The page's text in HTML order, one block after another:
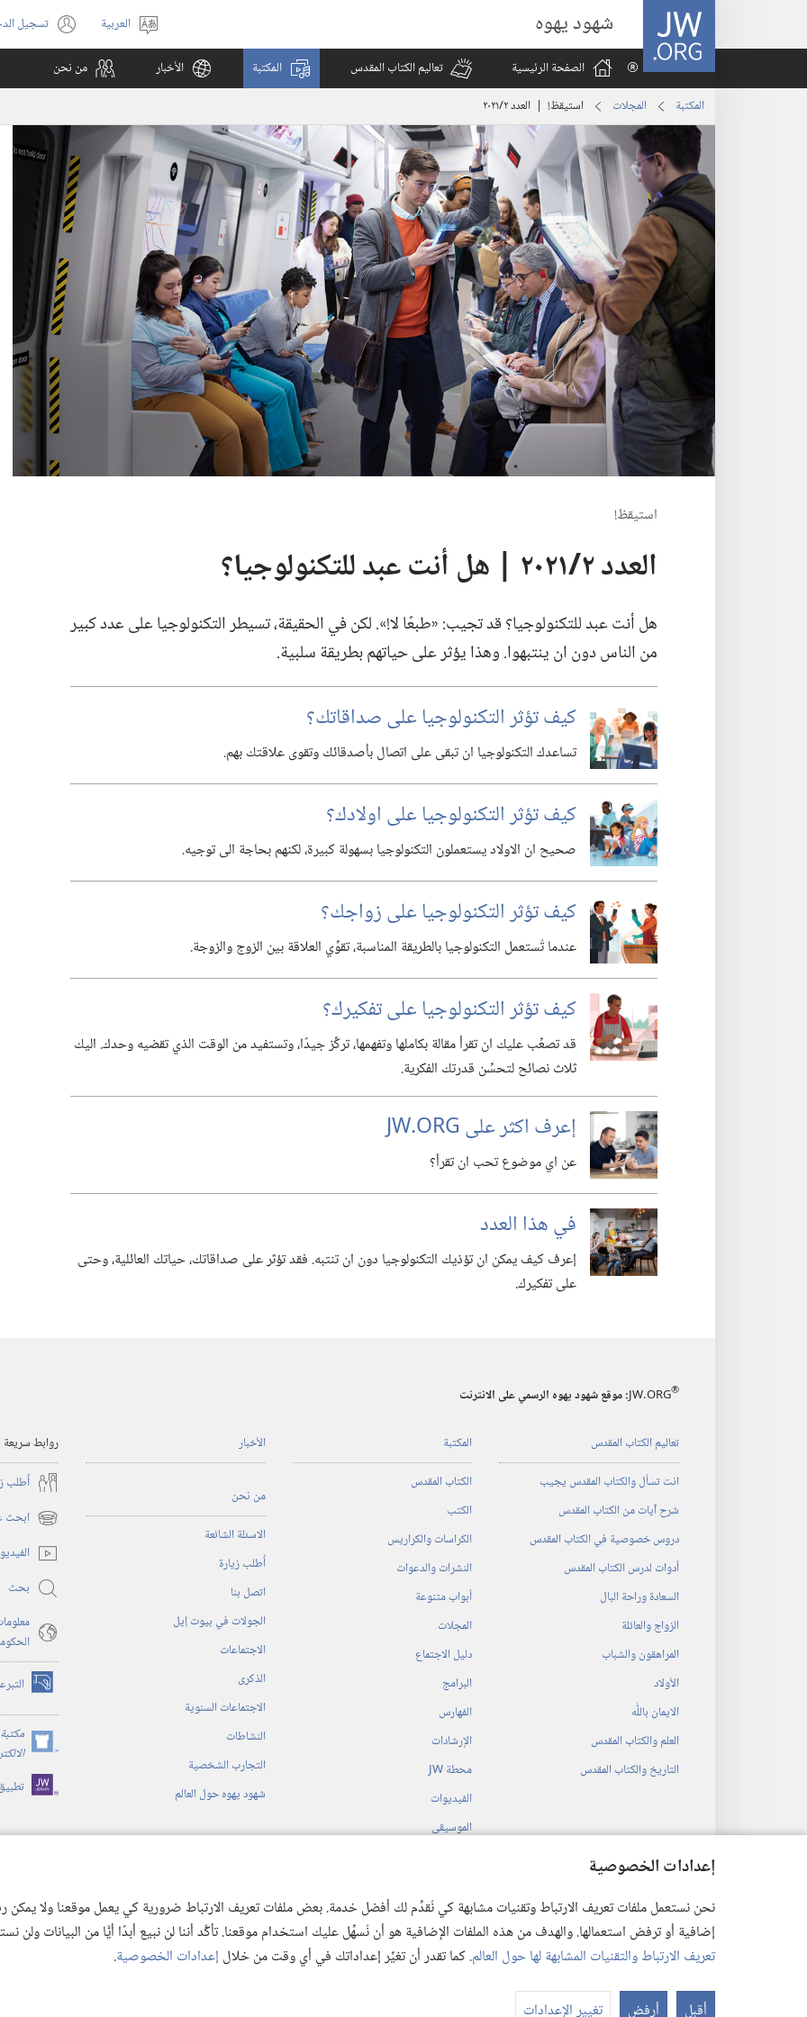
إعدادات الخصوصية
نحن نستعمل ملفات تعريف الارتباط وتقنيات مشابهة كي نُقدِّم لك أفضل خدمة. بعض ملفات تعريف الارتباط ضرورية كي يعمل موقعنا ولا يمكن
إضافية أو ترفض استعمالها. والهدف من هذه الملفات الإضافية هو أن نُسهِّل عليك استخدام موقعنا. تأكَّد أننا لن نبيع أبدًا أيًّا من البيانات ولن
تعريف الارتباط والتقنيات المشابهة لها حول العالم. كما تقدر أن تغيِّر إعداداتك في أي وقت من خلال إعدادات الخصوصية.
أقبل أرفض تغيير الإعدادات
JW.ORG شهود يهوه
اختر
اللغة
العربية تسجيل(يفتح
نافذة
الصفحة الرئيسية
تعاليم الكتاب المقدس المكتبة الأخبار من نحن
المكتبة المجلات استيقظ‏!‏ | العدد ‏‎٢‎/‏‎٢٠٢١‎
استيقظ‏!‏
العدد ‏‎٢‎/‏‎٢٠٢١‎ | هل أنت عبد للتكنولوجيا؟‏
هل أنت عبد للتكنولوجيا؟‏ قد تجيب:‏ «طبعًا لا!‏».‏ لكن في الحقيقة،‏ تسيطر التكنولوجيا على عدد كبير
من الناس دون ان ينتبهوا.‏ وهذا يؤثر على حياتهم بطريقة سلبية.‏
كيف تؤثر التكنولوجيا على صداقاتك؟‏
تساعدك التكنولوجيا ان تبقى على اتصال بأصدقائك وتقوى علاقتك بهم.‏
كيف تؤثر التكنولوجيا على اولادك؟‏
صحيح ان الاولاد يستعملون التكنولوجيا بسهولة كبيرة،‏ لكنهم بحاجة الى توجيه.‏
كيف تؤثر التكنولوجيا على زواجك؟‏
عندما تُستعمل التكنولوجيا بالطريقة المناسبة،‏ تقوِّي العلاقة بين الزوج والزوجة.‏
كيف تؤثر التكنولوجيا على تفكيرك؟‏
قد تصعِّب عليك ان تقرأ مقالة بكاملها وتفهمها،‏ تركِّز جيدًا،‏ وتستفيد من الوقت الذي تقضيه وحدك.‏ اليك
ثلاث نصائح لتحسِّن قدرتك الفكرية.‏
إعرف اكثر على JW.‎ORG
عن اي موضوع تحب ان تقرأ؟‏
في هذا العدد
إعرف كيف يمكن ان تؤذيك التكنولوجيا دون ان تنتبه.‏ فقد تؤثر على صداقاتك،‏ حياتك العائلية،‏ وحتى
على تفكيرك.‏
JW.ORG® :‏ موقع شهود يهوه الرسمي على الانترنت
تعاليم الكتاب المقدس
انت تسأل والكتاب المقدس يجيب
شرح آيات من الكتاب المقدس
دروس خصوصية في الكتاب المقدس
أدوات لدرس الكتاب المقدس
السعادة وراحة البال
الزواج والعائلة
المراهقون والشباب
الأولاد
الايمان باللّٰه
العلم والكتاب المقدس
التاريخ والكتاب المقدس
المكتبة
الكتاب المقدس
الكتب
الكراسات والكراريس
النشرات والدعوات
أبواب متنوعة
المجلات
دليل الاجتماع
البرامج
الفهارس
الإرشادات
محطة‏ ‏JW
الفيديوات
الموسيقى
الأخبار
من نحن
الاسئلة الشائعة
أُطلب زيارة
اتصل بنا
الجولات في بيوت إيل
الاجتماعات
الذكرى
الاجتماعات السنوية
النشاطات
التجارب الشخصية
شهود يهوه حول العالم
روابط سريعة
أُطلب
ابحث (يفتح
نافذة
جديدة)
بحث
(يفتح
نافذة
جديدة)
(يفتح
نافذة
جديدة)
© 2026 .Watch Tower Bible and Tract Society of Pennsylvania